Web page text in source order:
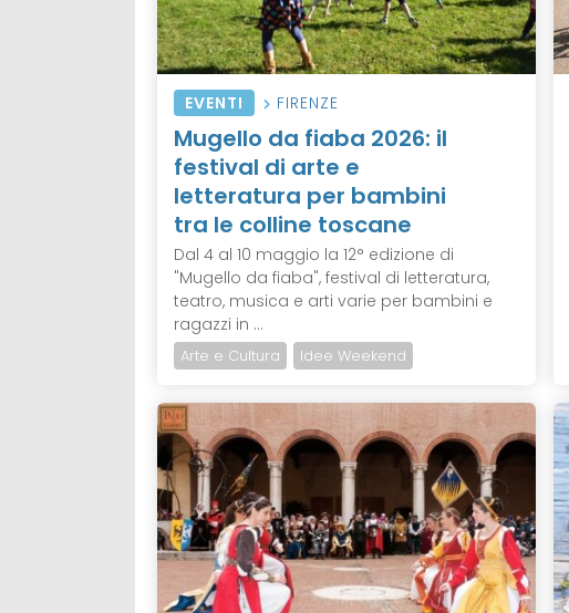
EVENTI FIRENZE
Mugello da fiaba 2026: il
festival di arte e
letteratura per bambini
tra le colline toscane
Dal 4 al 10 maggio la 12° edizione di
"Mugello da fiaba", festival di letteratura,
teatro, musica e arti varie per bambini e
ragazzi in ...
Arte e Cultura Idee Weekend